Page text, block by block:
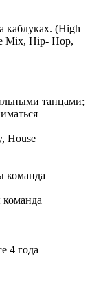
каблуках. (High
Mix, Hip- Hop,
танцами;
House
команда
4 года